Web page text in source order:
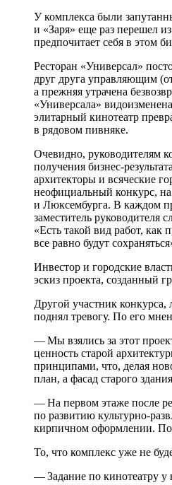
У комплекса были
и «Заря» еще раз перешел
предпочитает себя в этом
Ресторан «Универсал»
друг друга управляющим
а прежняя утрачена
«Универсала»
элитарный кинотеатр
в рядовом пивняке.
Очевидно, руководителям
получения бизнес-
архитекторы и всяческие
неофициальный конкурс,
и Люксембурга. В каждом
заместитель руководителя
«Есть такой вид работ,
все равно будут
Инвестор и городские
эскиз проекта, созданный
Другой участник
поднял тревогу. По его
— Мы взялись за этот
ценность старой
принципами, что, делая
план, а фасад старого
— На первом этаже после
по развитию культурно-
кирпичном оформлении.
То, что комплекс уже не
— Задание по кинотеатру у